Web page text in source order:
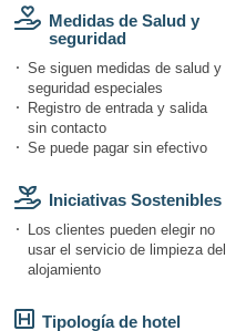
Medidas de Salud y
seguridad
Se siguen medidas de salud y
seguridad especiales
Registro de entrada y salida
sin contacto
Se puede pagar sin efectivo
Iniciativas Sostenibles
Los clientes pueden elegir no
usar el servicio de limpieza del
alojamiento
Tipología de hotel